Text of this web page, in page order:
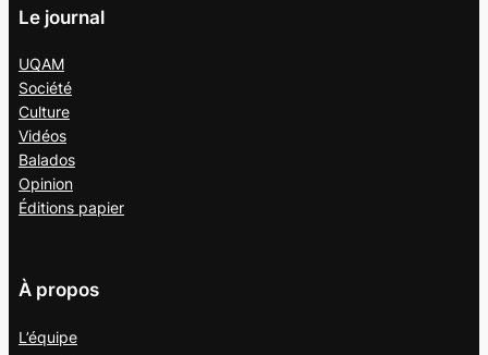
Le journal
UQAM
Société
Culture
Vidéos
Balados
Opinion
Éditions papier
À propos
L’équipe